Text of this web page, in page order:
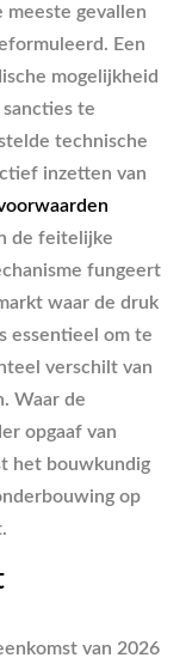
gevallen
Een
mogelijkheid
te
technische
inzetten van
de feitelijke
fungeert
waar de druk
essentieel om te
verschilt van
Waar de
opgaaf van
het bouwkundig
op
van 2026